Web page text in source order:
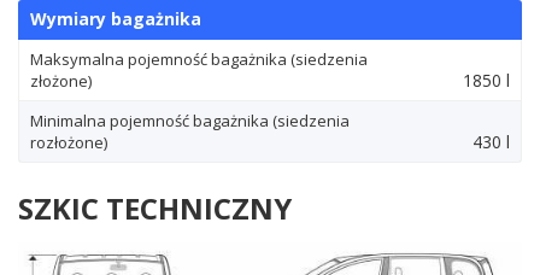
Wymiary bagażnika
Maksymalna pojemność bagażnika (siedzenia
złożone)
1850 l
Minimalna pojemność bagażnika (siedzenia
rozłożone)
430 l
SZKIC TECHNICZNY